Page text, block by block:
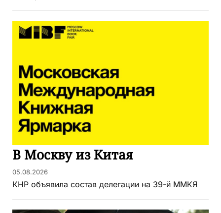
В Москву из Китая
05.08.2026
КНР объявила состав делегации на 39-й ММКЯ